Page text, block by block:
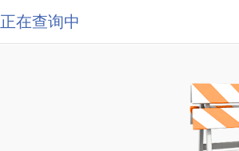
正在查询中